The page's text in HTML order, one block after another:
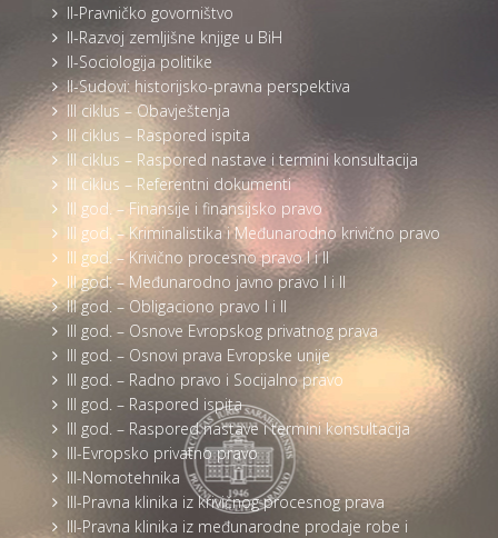
II-Pravničko govorništvo
II-Razvoj zemljišne knjige u BiH
II-Sociologija politike
II-Sudovi: historijsko-pravna perspektiva
III ciklus – Obavještenja
III ciklus – Raspored ispita
III ciklus – Raspored nastave i termini konsultacija
III ciklus – Referentni dokumenti
III god. – Finansije i finansijsko pravo
III god. – Kriminalistika i Međunarodno krivično pravo
III god. – Krivično procesno pravo I i II
III god. – Međunarodno javno pravo I i II
III god. – Obligaciono pravo I i II
III god. – Osnove Evropskog privatnog prava
III god. – Osnovi prava Evropske unije
III god. – Radno pravo i Socijalno pravo
III god. – Raspored ispita
III god. – Raspored nastave i termini konsultacija
III-Evropsko privatno pravo
III-Nomotehnika
III-Pravna klinika iz krivičnog procesnog prava
III-Pravna klinika iz međunarodne prodaje robe i